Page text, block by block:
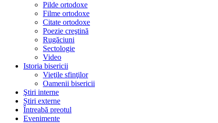
Pilde ortodoxe
Filme ortodoxe
Citate ortodoxe
Poezie creştină
Rugăciuni
Sectologie
Video
Istoria bisericii
Vieţile sfinţilor
Oamenii bisericii
Ştiri interne
Știri externe
Întreabă preotul
Evenimente